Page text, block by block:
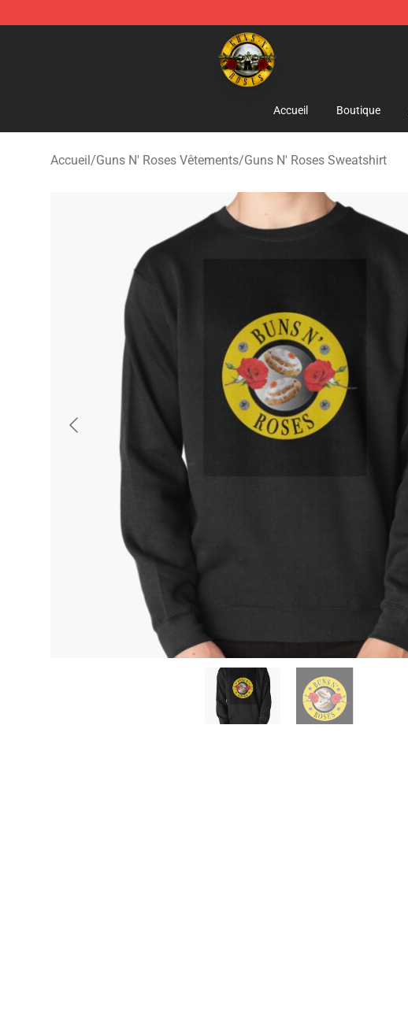
Guns N' Roses Store - Official Guns N' Roses Merchandise Shop
Accueil Boutique
Accueil/Guns N' Roses Vêtements/Guns N' Roses Sweatshirt